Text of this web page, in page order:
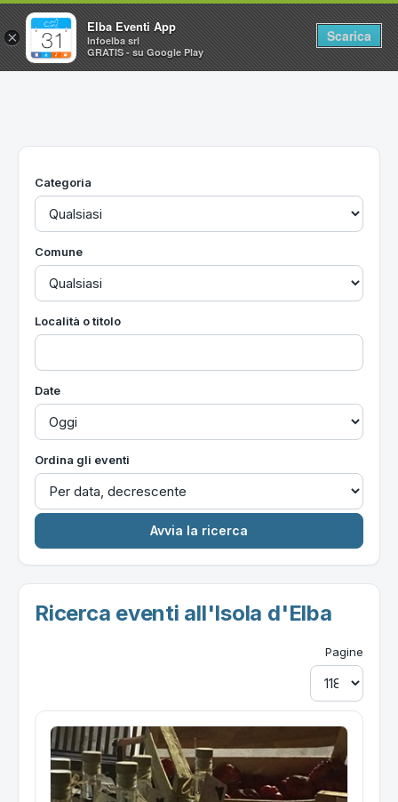
Home
Utilità
Categoria
Comune
Località o titolo
Date
Ordina gli eventi
Ricerca eventi all'Isola d'Elba
Pagine
×
Elba Eventi App
Infoelba srl
GRATIS - su Google Play
Scarica